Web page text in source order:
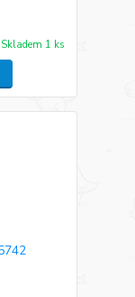
Skladem 1 ks